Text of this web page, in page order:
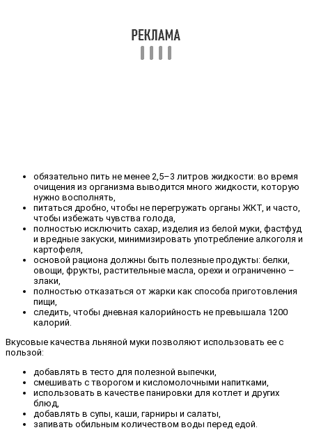
обязательно пить не менее 2,5–3 литров жидкости: во время
очищения из организма выводится много жидкости, которую
нужно восполнять,
питаться дробно, чтобы не перегружать органы ЖКТ, и часто,
чтобы избежать чувства голода,
полностью исключить сахар, изделия из белой муки, фастфуд
и вредные закуски, минимизировать употребление алкоголя и
картофеля,
основой рациона должны быть полезные продукты: белки,
овощи, фрукты, растительные масла, орехи и ограниченно –
злаки,
полностью отказаться от жарки как способа приготовления
пищи,
следить, чтобы дневная калорийность не превышала 1200
калорий.
Вкусовые качества льняной муки позволяют использовать ее с
пользой:
добавлять в тесто для полезной выпечки,
смешивать с творогом и кисломолочными напитками,
использовать в качестве панировки для котлет и других
блюд,
добавлять в супы, каши, гарниры и салаты,
запивать обильным количеством воды перед едой.